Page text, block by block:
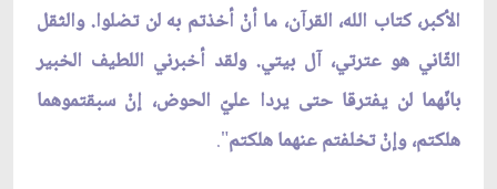
الأكبر، كتاب الله، القرآن، ما أنْ أخذتم به لن تضلوا. والثقل
الثّاني هو عترتي، آل بيتي. ولقد أخبرني اللطيف الخبير
بانّهما لن يفترقا حتى يردا عليّ الحوض، إنْ سبقتموهما
هلكتم، وإنْ تخلفتم عنهما هلكتم".